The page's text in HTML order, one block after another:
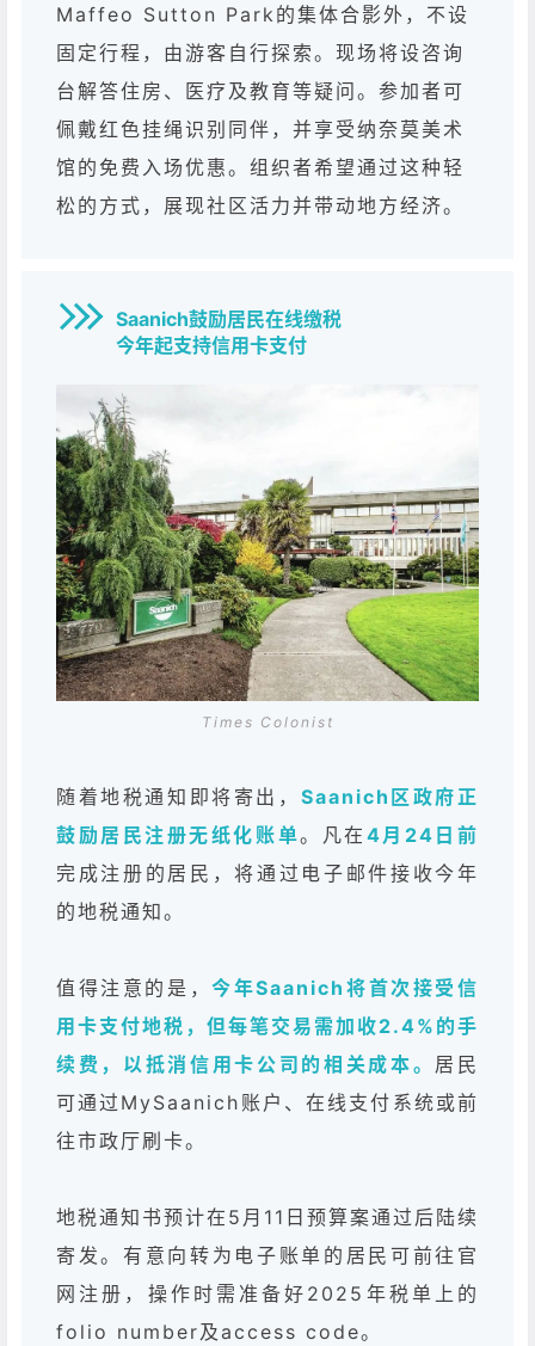
Maffeo Sutton Park的集体合影外，不设
固定行程，由游客自行探索。现场将设咨询
台解答住房、医疗及教育等疑问。参加者可
佩戴红色挂绳识别同伴，并享受纳奈莫美术
馆的免费入场优惠。组织者希望通过这种轻
松的方式，展现社区活力并带动地方经济。
Saanich鼓励居民在线缴税
今年起支持信用卡支付
Times Colonist
随着地税通知即将寄出， Saanich区政府正
鼓励居民注册无纸化账单。凡在 4月24日前
完成注册的居民，将通过电子邮件接收今年
的地税通知。
值得注意的是，今年Saanich将首次接受信
用卡支付地税，但每笔交易需加收2.4%的手
续费，以抵消信用卡公司的相关成本。 居民
可通过MySaanich账户、在线支付系统或前
往市政厅刷卡。
地税通知书预计在5月11日预算案通过后陆续
寄发。有意向转为电子账单的居民可前往官
网注册，操作时需准备好2025年税单上的
folio number及access code。